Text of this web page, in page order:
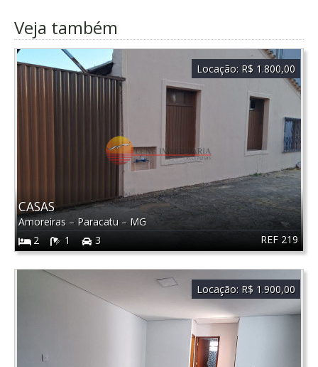
Veja também
REF 219
CASAS
Amoreiras – Paracatu – MG
2
1 3
Locação: R$ 1.800,00
Locação: R$ 1.900,00